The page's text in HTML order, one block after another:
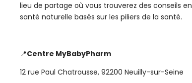
lieu de partage où vous trouverez des conseils en
santé naturelle basés sur les piliers de la santé.
📍Centre MyBabyPharm
12 rue Paul Chatrousse, 92200 Neuilly-sur-Seine